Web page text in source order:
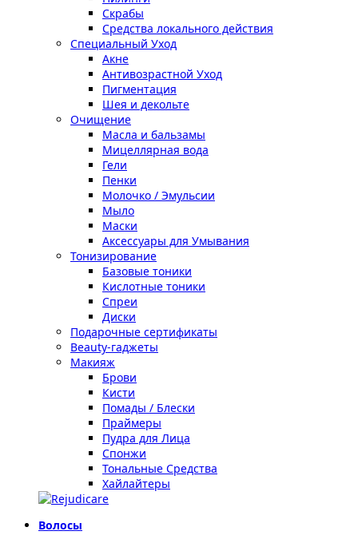
Скрабы
Средства локального действия
Специальный Уход
Акне
Антивозрастной Уход
Пигментация
Шея и декольте
Очищение
Масла и бальзамы
Мицеллярная вода
Гели
Пенки
Молочко / Эмульсии
Мыло
Маски
Аксессуары для Умывания
Тонизирование
Базовые тоники
Кислотные тоники
Спреи
Диски
Подарочные сертификаты
Beauty-гаджеты
Макияж
Брови
Кисти
Помады / Блески
Праймеры
Пудра для Лица
Спонжи
Тональные Средства
Хайлайтеры
Волосы